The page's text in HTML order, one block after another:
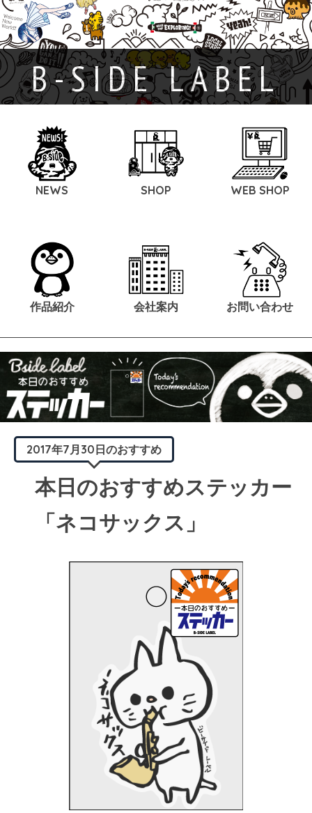
B-SIDE LABEL
NEWS SHOP WEB SHOP
作品紹介 会社案内 お問い合わせ
2017年7月30日のおすすめ
本日のおすすめステッカー
「ネコサックス」